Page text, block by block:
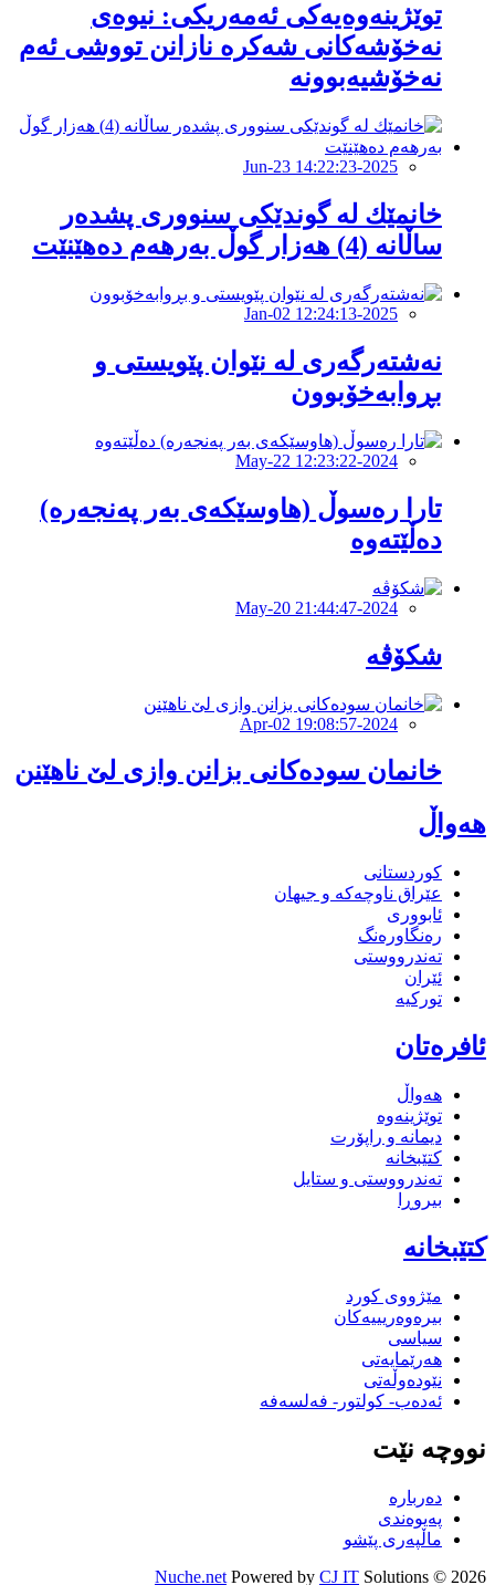
توێژینەوەیەکی ئەمەریکی: نیوەی
نەخۆشەکانی شەكرە نازانن تووشی ئەم
نەخۆشیەبوونە
2025-Jun-23 14:22:23
خانمێك لە گوندێكی سنووری پشدەر
ساڵانە (4) هەزار گوڵ بەرهەم دەهێنێت
2025-Jan-02 12:24:13
نەشتەرگەری لە نێوان پێویستی و
بڕوابەخۆبوون
2024-May-22 12:23:22
تارا رەسوڵ (هاوسێکەی بەر پەنجەرە)
دەڵێتەوە
2024-May-20 21:44:47
شکۆڤە
2024-Apr-02 19:08:57
خانمان سودەکانی بزانن وازی لێ ناهێنن
هەواڵ
کوردستانی
عێراق ناوچەکە و جیهان
ئابووری
رەنگاورەنگ
تەندرووستی
ئێران
تورکیە
ئافرەتان
هەواڵ
توێژینەوە
دیمانە و راپۆرت
کتێبخانە
تەندرووستی و ستایل
بیروڕا
کتێبخانە
مێژووى کورد
بیرەوەریییەکان
سیاسى
هەرێمایەتی
نێودەوڵەتی
ئەدەب- کولتور- فەلسەفە
نووچە نێت
دەربارە
پەیوەندی
ماڵپەری پێشو
2026 ©
Nuche.net Powered by CJ IT Solutions